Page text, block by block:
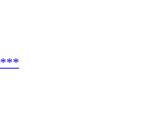
***